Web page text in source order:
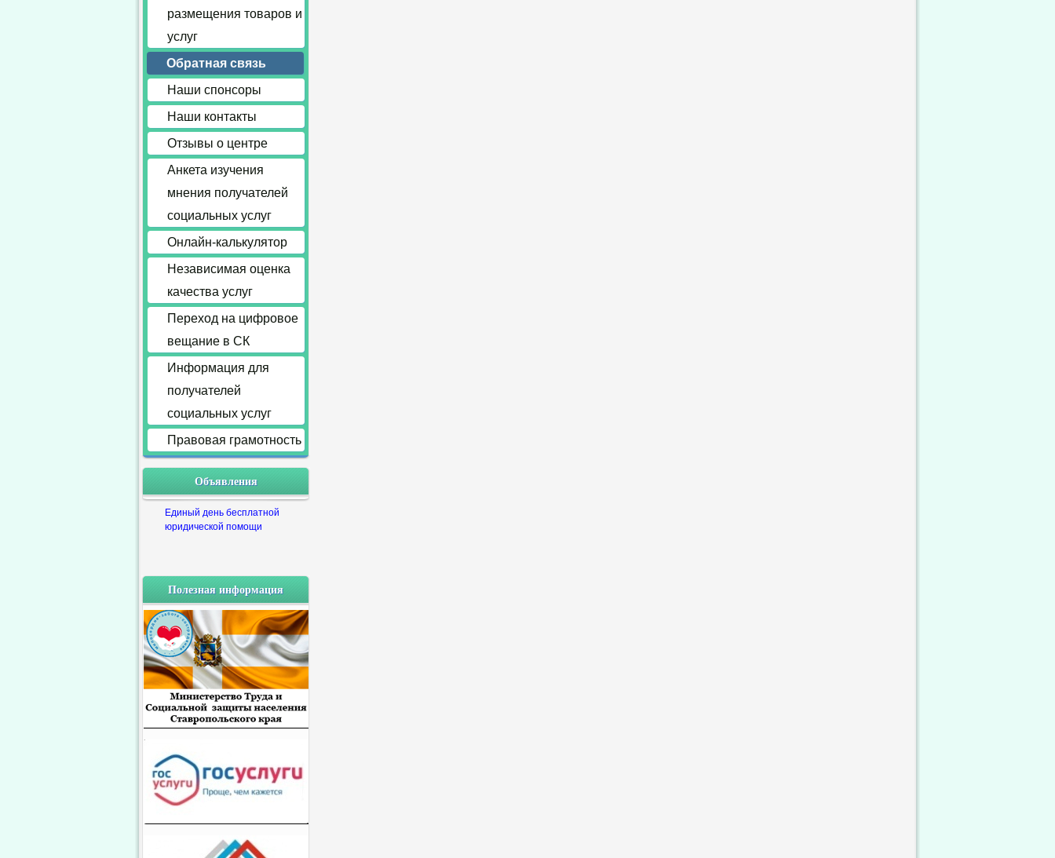
размещения товаров и
услуг
Обратная связь
Наши спонсоры
Наши контакты
Отзывы о центре
Анкета изучения
мнения получателей
социальных услуг
Онлайн-калькулятор
Независимая оценка
качества услуг
Переход на цифровое
вещание в СК
Информация для
получателей
социальных услуг
Правовая грамотность
Объявления
Единый день бесплатной
юридической помощи
Полезная информация